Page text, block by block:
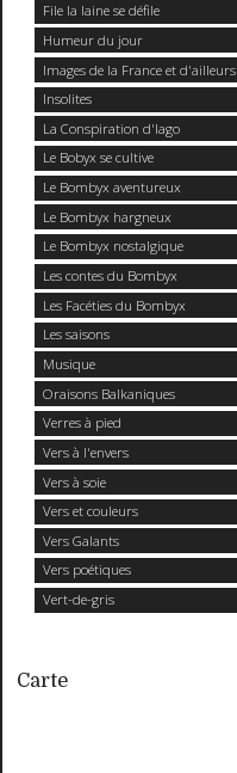
File la laine se défile
Humeur du jour
Images de la France et d'ailleurs
Insolites
La Conspiration d'Iago
Le Bobyx se cultive
Le Bombyx aventureux
Le Bombyx hargneux
Le Bombyx nostalgique
Les contes du Bombyx
Les Facéties du Bombyx
Les saisons
Musique
Oraisons Balkaniques
Verres à pied
Vers à l'envers
Vers à soie
Vers et couleurs
Vers Galants
Vers poétiques
Vert-de-gris
Carte